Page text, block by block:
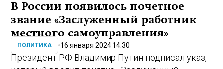
В России появилось почетное
звание «Заслуженный работник
местного самоуправления»
ПОЛИТИКА 16 января 2024 14:30
Президент РФ Владимир Путин подписал указ,